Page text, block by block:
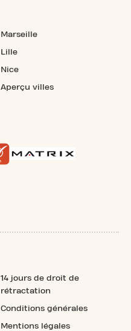
Marseille
Lille
Nice
Aperçu villes
14 jours de droit de
rétractation
Conditions générales
Mentions légales